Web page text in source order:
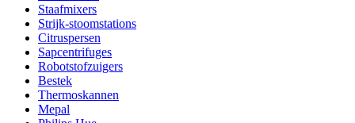
Staafmixers
Strijk-stoomstations
Citruspersen
Sapcentrifuges
Robotstofzuigers
Bestek
Thermoskannen
Mepal